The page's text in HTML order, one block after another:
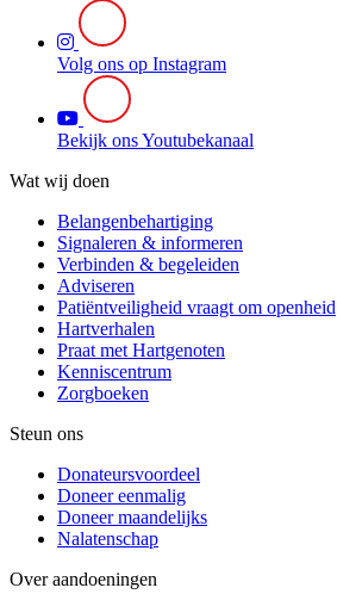
Volg ons op Instagram
Bekijk ons Youtubekanaal
Wat wij doen
Belangenbehartiging
Signaleren & informeren
Verbinden & begeleiden
Adviseren
Patiëntveiligheid vraagt om openheid
Hartverhalen
Praat met Hartgenoten
Kenniscentrum
Zorgboeken
Steun ons
Donateursvoordeel
Doneer eenmalig
Doneer maandelijks
Nalatenschap
Over aandoeningen